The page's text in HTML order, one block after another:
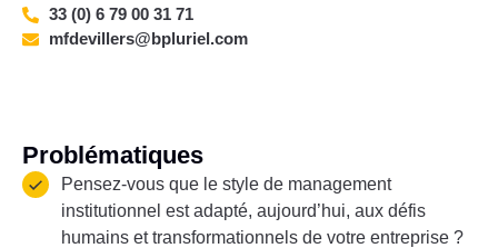
33 (0) 6 79 00 31 71
mfdevillers@bpluriel.com
Problématiques
Pensez-vous que le style de management
institutionnel est adapté, aujourd’hui, aux défis
humains et transformationnels de votre entreprise ?